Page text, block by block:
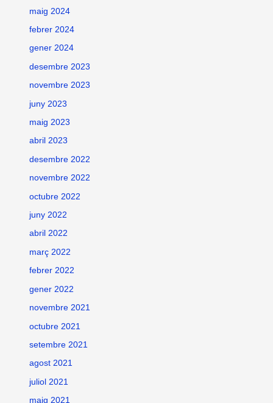
maig 2024
febrer 2024
gener 2024
desembre 2023
novembre 2023
juny 2023
maig 2023
abril 2023
desembre 2022
novembre 2022
octubre 2022
juny 2022
abril 2022
març 2022
febrer 2022
gener 2022
novembre 2021
octubre 2021
setembre 2021
agost 2021
juliol 2021
maig 2021